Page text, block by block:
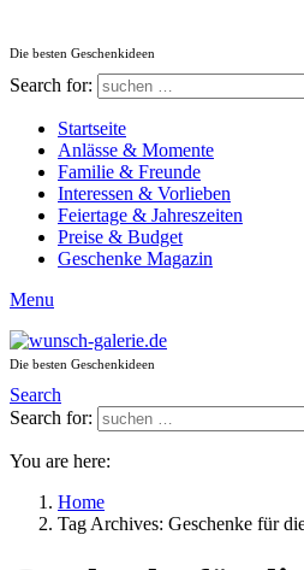
Die besten Geschenkideen
Search for:
Startseite
Anlässe & Momente
Familie & Freunde
Interessen & Vorlieben
Feiertage & Jahreszeiten
Preise & Budget
Geschenke Magazin
Menu
Die besten Geschenkideen
Search
Search for:
You are here:
Home
Tag Archives: Geschenke für